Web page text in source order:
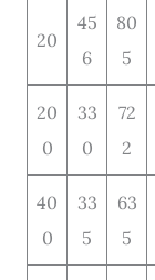
20
45
6
80
5
20
0
33
0
72
2
40
0
33
5
63
5